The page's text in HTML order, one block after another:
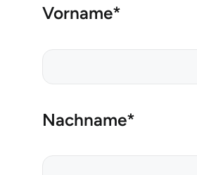
Vorname*
Nachname*